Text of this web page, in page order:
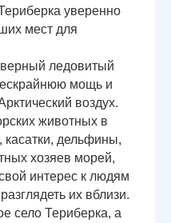
уверенно
мест для
ледовитый
мощь и
воздух.
животных в
касатки, дельфины,
хозяев морей,
интерес к людям
их вблизи.
село Териберка, а